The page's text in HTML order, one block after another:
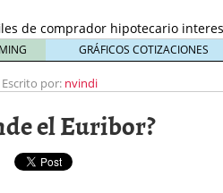
de comprador hipotecario
21/01/2026
para no residentes en España:
01/2026
euríbor 2026: analistas sitúan el
año 06/01/2026
GRÁFICOS COTIZACIONES
Escrito por: nvindi
el Euribor?